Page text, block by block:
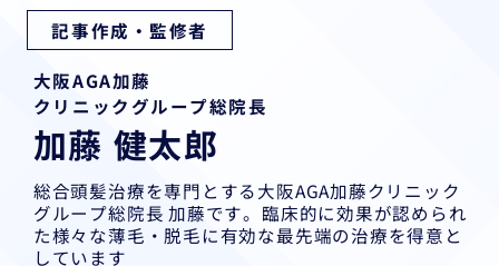
記事作成・監修者
大阪AGA加藤
クリニックグループ総院長
加藤 健太郎
総合頭髪治療を専門とする大阪AGA加藤クリニック
グループ総院長 加藤です。臨床的に効果が認められ
た様々な薄毛・脱毛に有効な最先端の治療を得意と
しています